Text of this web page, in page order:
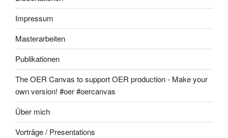
Impressum
Masterarbeiten
Publikationen
The OER Canvas to support OER production - Make your
own version! #oer #oercanvas
Über mich
Vorträge / Presentations